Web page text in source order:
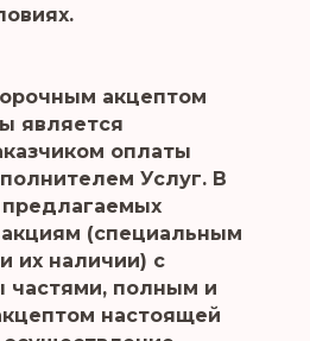
акцептом
является
оплаты
Услуг. В
(специальным
их наличии) с
частями, полным и
настоящей